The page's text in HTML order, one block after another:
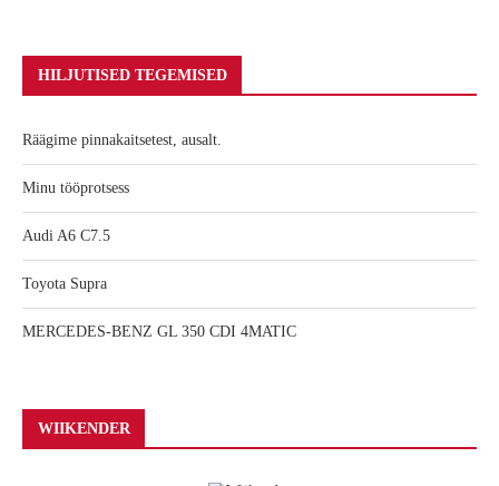
HILJUTISED TEGEMISED
Räägime pinnakaitsetest, ausalt.
Minu tööprotsess
Audi A6 C7.5
Toyota Supra
MERCEDES-BENZ GL 350 CDI 4MATIC
WIIKENDER